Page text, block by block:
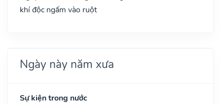
khí độc ngấm vào ruột
Ngày này năm xưa
Sự kiện trong nước